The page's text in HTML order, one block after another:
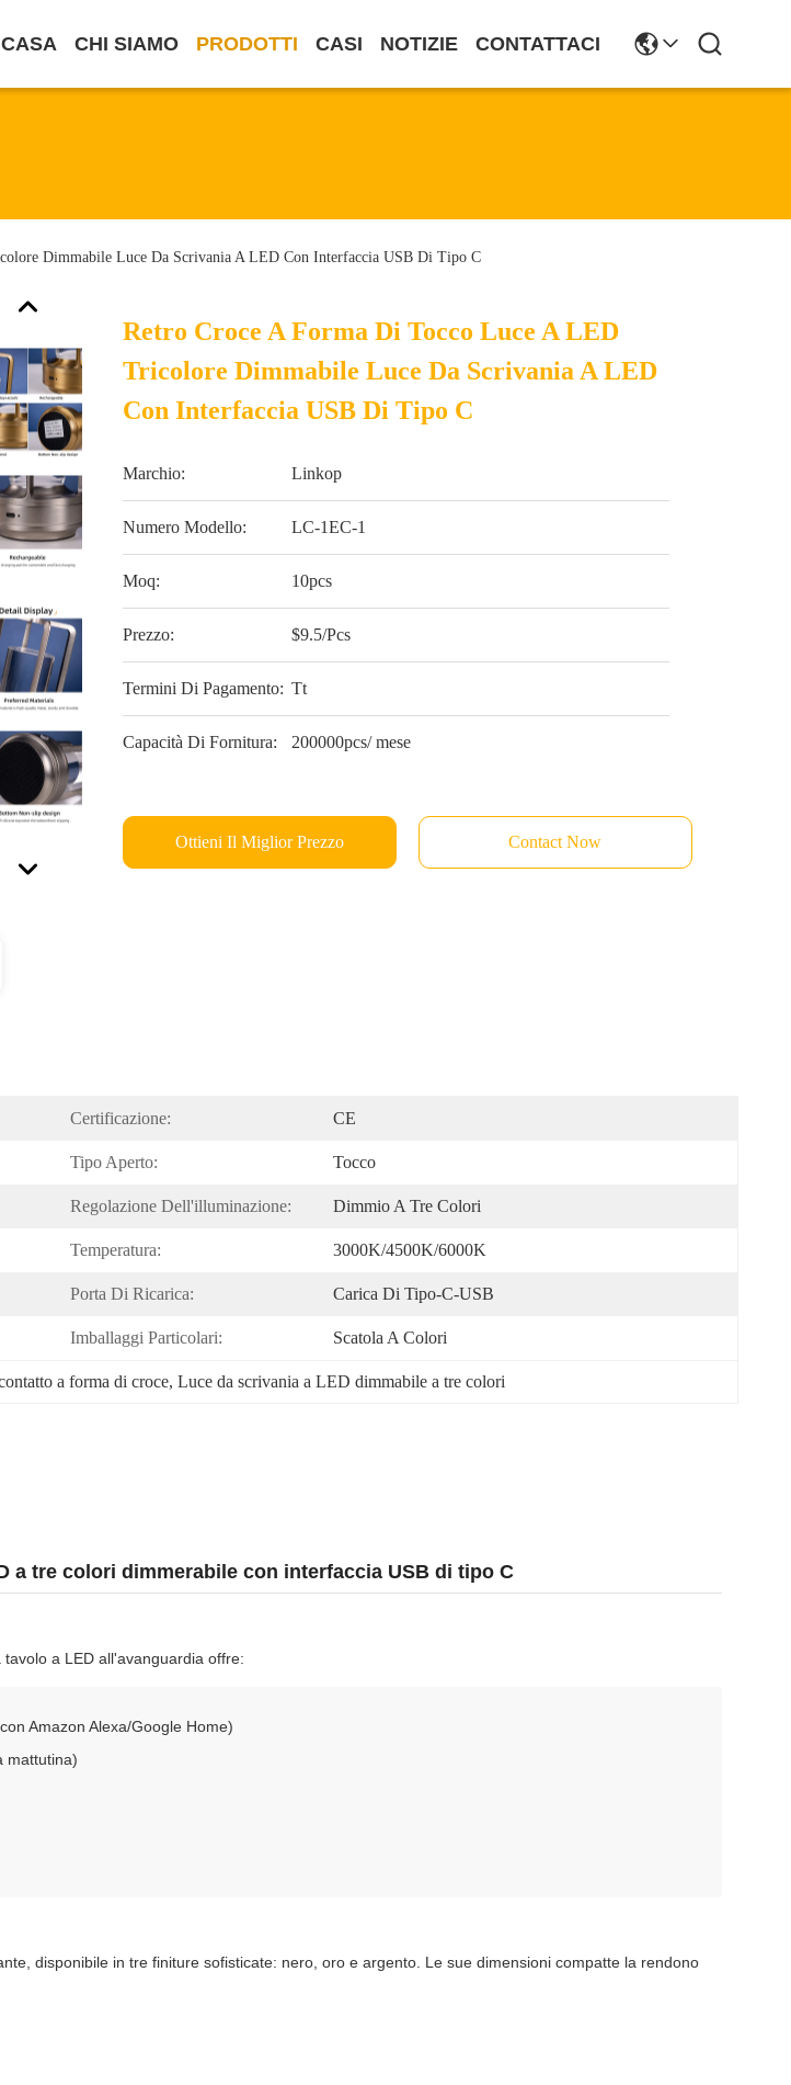
CASA CHI SIAMO PRODOTTI CASI NOTIZIE CONTATTACI
Dimmabile Luce Da Scrivania A LED Con Interfaccia USB Di Tipo C
Retro Croce A Forma Di Tocco Luce A LED
Tricolore Dimmabile Luce Da Scrivania A LED
Con Interfaccia USB Di Tipo C
Marchio: Linkop
Numero Modello: LC-1EC-1
Moq: 10pcs
Prezzo: $9.5/Pcs
Termini Di Pagamento: Tt
Capacità Di Fornitura: 200000pcs/ mese
Ottieni Il Miglior Prezzo Contact Now
Certificazione: CE
Tipo Aperto: Tocco
Regolazione Dell'illuminazione: Dimmio A Tre Colori
Temperatura: 3000K/4500K/6000K
Porta Di Ricarica: Carica Di Tipo-C-USB
Imballaggi Particolari: Scatola A Colori
a forma di croce, Luce da scrivania a LED dimmabile a tre colori
a tre colori dimmerabile con interfaccia USB di tipo C
a LED all'avanguardia offre:
Amazon Alexa/Google Home)
mattutina)
disponibile in tre finiture sofisticate: nero, oro e argento. Le sue dimensioni compatte la rendono